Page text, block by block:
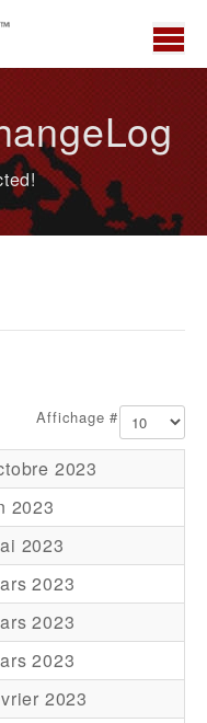
Affichage #
2023
2023
2023
2023
2023
2023
2023